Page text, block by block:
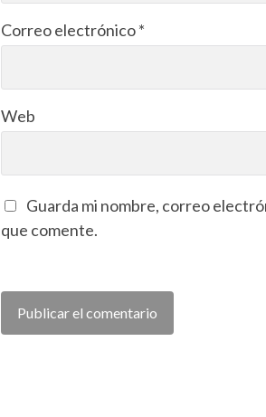
Correo electrónico*
Web
Guarda mi nombre, correo
que comente.